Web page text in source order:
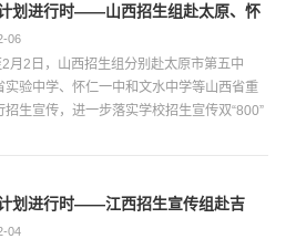
划进行时——山西招生组赴太原、怀
地宣讲
06
月2日，山西招生组分别赴太原市第五中
实验中学、怀仁一中和文水中学等山西省重
招生宣传，进一步落实学校招生宣传双“800”
划进行时——江西招生宣传组赴吉
鹰潭宣讲
04